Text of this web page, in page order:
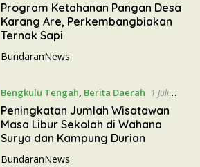
Program Ketahanan Pangan Desa
Karang Are, Perkembangbiakan
Ternak Sapi
BundaranNews
Bengkulu Tengah, Berita Daerah
1 Juli
2026
Peningkatan Jumlah Wisatawan
Masa Libur Sekolah di Wahana
Surya dan Kampung Durian
BundaranNews